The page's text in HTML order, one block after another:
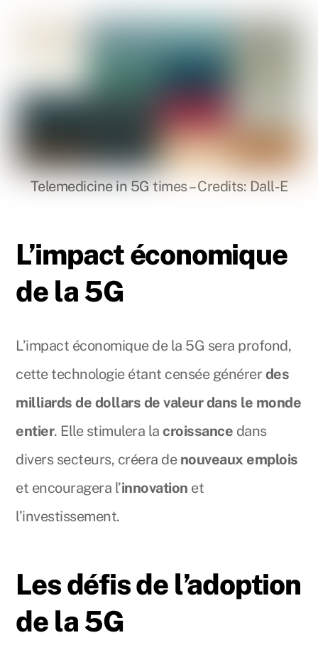
Telemedicine in 5G times – Credits: Dall-E
L’impact économique
de la 5G
L’impact économique de la 5G sera profond,
cette technologie étant censée générer des
milliards de dollars de valeur dans le monde
entier. Elle stimulera lacroissance dans
divers secteurs, créera de nouveaux emplois
et encouragera l’innovation et
l’investissement.
Les défis de l’adoption
de la 5G